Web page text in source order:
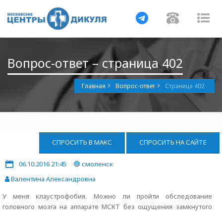
Навигация
Вопрос-ответ – страница 402
Главная Вопрос-ответ Страница 402
СПРОСИТЬ В МАКС СПРОСИТЬ НА САЙТЕ
06.10.2016 21:45
смоленск
Валентина Александровна
У меня клаустрофобия. Можно ли пройти обследование
головного мозга на аппарате МСКТ без ощущения замкнутого